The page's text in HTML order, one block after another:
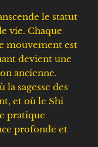
le statut
vie. Chaque
mouvement est
devient une
ancienne.
sagesse des
et où le Shi
pratique
profonde et